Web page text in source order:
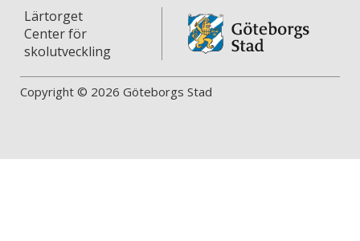
Lärtorget
Center för
skolutveckling
Copyright © 2026 Göteborgs Stad